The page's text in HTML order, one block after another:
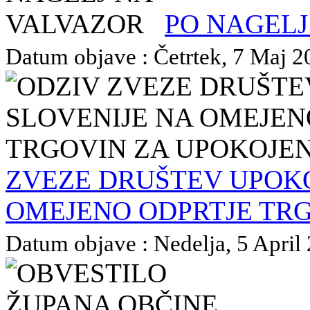
PO
Datum objave : Četrtek, 7 Maj
ZVEZE DRUŠTEV
OMEJENO ODPRTJE
Datum objave : Nedelja, 5 April